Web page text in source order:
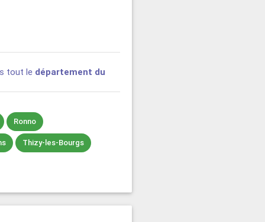
tout le département du
Ronno
Thizy-les-Bourgs